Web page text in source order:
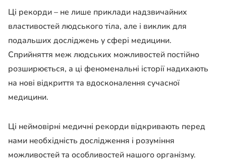
Ці рекорди – не лише приклади надзвичайних
властивостей людського тіла, але і виклик для
подальших досліджень у сфері медицини.
Сприйняття меж людських можливостей постійно
розширюється, а ці феноменальні історії надихають
на нові відкриття та вдосконалення сучасної
медицини.
Ці неймовірні медичні рекорди відкривають перед
нами необхідність дослідження і розуміння
можливостей та особливостей нашого організму.